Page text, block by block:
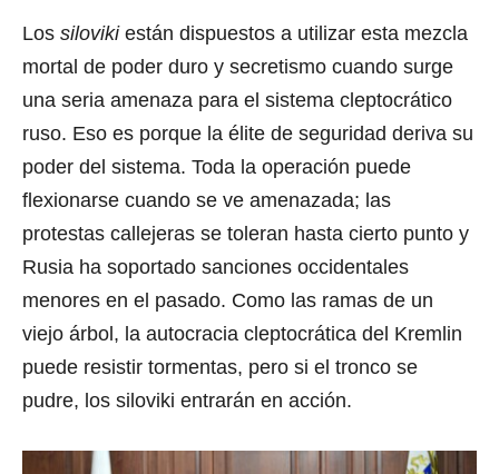
Los siloviki están dispuestos a utilizar esta mezcla
mortal de poder duro y secretismo cuando surge
una seria amenaza para el sistema cleptocrático
ruso. Eso es porque la élite de seguridad deriva su
poder del sistema. Toda la operación puede
flexionarse cuando se ve amenazada; las
protestas callejeras se toleran hasta cierto punto y
Rusia ha soportado sanciones occidentales
menores en el pasado. Como las ramas de un
viejo árbol, la autocracia cleptocrática del Kremlin
puede resistir tormentas, pero si el tronco se
pudre, los siloviki entrarán en acción.